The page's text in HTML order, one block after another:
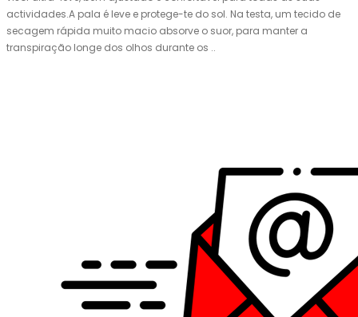
actividades.A pala é leve e protege-te do sol. Na testa, um tecido de
secagem rápida muito macio absorve o suor, para manter a
transpiração longe dos olhos durante os ..